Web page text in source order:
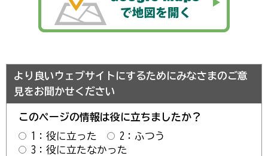
より良いウェブサイトにするためにみなさまのご意
見をお聞かせください
このページの情報は役に立ちましたか？
1：役に立った
2：ふつう
3：役に立たなかった